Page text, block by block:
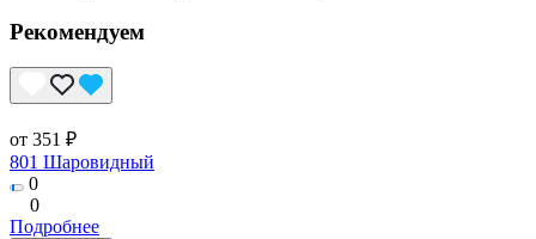
Рекомендуем
от 351 ₽
801 Шаровидный
0
0
Подробнее